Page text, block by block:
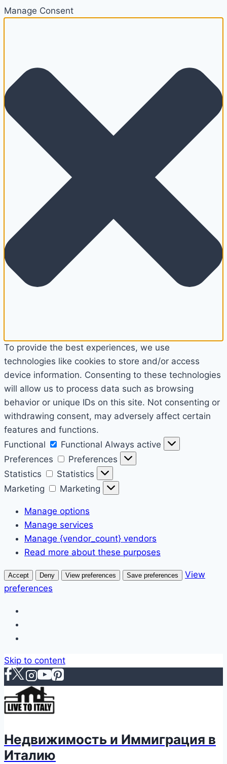
Manage Consent
To provide the best experiences, we use
technologies like cookies to store and/or access
device information. Consenting to these technologies
will allow us to process data such as browsing
behavior or unique IDs on this site. Not consenting or
withdrawing consent, may adversely affect certain
features and functions.
Functional
Functional Always active
Preferences
Preferences
Statistics
Statistics
Marketing
Marketing
Manage options
Manage services
Manage {vendor_count} vendors
Read more about these purposes
Accept Deny View preferences Save preferences
View
preferences
Skip to content
Недвижимость и Иммиграция в
Италию